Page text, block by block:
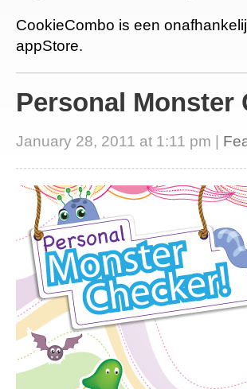
CookieCombo is een
appStore.
Personal Monster
January 28, 2011 at 1:11 pm |